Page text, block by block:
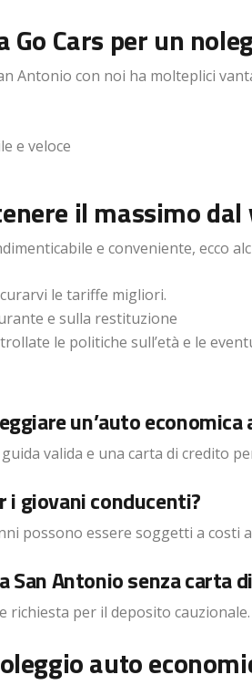
Go Cars per un
Antonio con noi ha molteplici
e veloce
il massimo
e conveniente, ecco
le tariffe migliori.
e sulla restituzione
le politiche sull’età e le
un’auto economica
valida e una carta di credito
i giovani conducenti?
possono essere soggetti a costi
San Antonio senza carta
richiesta per il deposito cauzionale.
auto